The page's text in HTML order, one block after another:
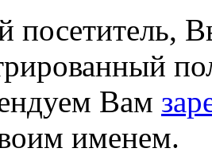
посетитель,
Вам
именем.